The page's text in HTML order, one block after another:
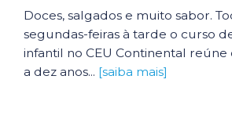
Doces, salgados e muito sabor.
segundas-feiras à tarde o curso
infantil no CEU Continental reúne
a dez anos... [saiba mais]